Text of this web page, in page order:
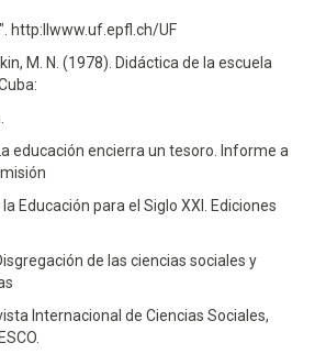
http:llwww.uf.epfl.ch/UF
M. N. (1978). Didáctica de la escuela
educación encierra un tesoro. Informe a
Educación para el Siglo XXI. Ediciones
de las ciencias sociales y
Internacional de Ciencias Sociales,